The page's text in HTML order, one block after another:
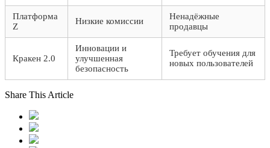
Платформа
Z
Низкие комиссии
Ненадёжные
продавцы
Кракен 2.0
Инновации и
улучшенная
безопасность
Требует обучения для
новых пользователей
Share This Article